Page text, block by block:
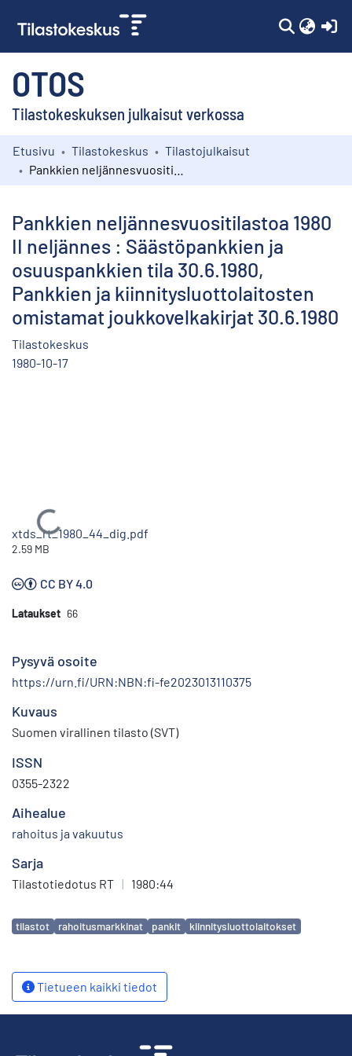
OTOS
Tilastokeskuksen julkaisut verkossa
Kokoelmat
Etusivu Tilastokeskus
Tilastojulkaisut
Pankkien neljännesvuositilastoa 1980
II neljännes : Säästöpankkien ja
osuuspankkien tila 30.6.1980,
Pankkien ja kiinnitysluottolaitosten
omistamat joukkovelkakirjat 30.6.1980
Tilastokeskus
1980-10-17
Ladataan...
xtds_rt_1980_44_dig.pdf
2.59 MB
CC BY 4.0
Lataukset 66
Pysyvä osoite
https://urn.fi/URN:NBN:fi-fe2023013110375
Kuvaus
Suomen virallinen tilasto (SVT)
ISSN
0355-2322
Aihealue
rahoitus ja vakuutus
Sarja
Tilastotiedotus RT | 1980:44
Avainsanat
tilastot rahoitusmarkkinat pankit kiinnitysluottolaitokset
Tietueen kaikki tiedot